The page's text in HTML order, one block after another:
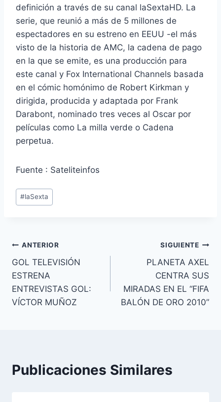
definición a través de su canal laSextaHD. La
serie, que reunió a más de 5 millones de
espectadores en su estreno en EEUU -el más
visto de la historia de AMC, la cadena de pago
en la que se emite, es una producción para
este canal y Fox International Channels basada
en el cómic homónimo de Robert Kirkman y
dirigida, producida y adaptada por Frank
Darabont, nominado tres veces al Oscar por
películas como La milla verde o Cadena
perpetua.
Fuente : Sateliteinfos
Etiquetas
de
#laSexta
Navegación
de
entradas
ANTERIOR
GOL TELEVISIÓN
ESTRENA
ENTREVISTAS GOL:
VÍCTOR MUÑOZ
SIGUIENTE
PLANETA AXEL
CENTRA SUS
MIRADAS EN EL “FIFA
BALÓN DE ORO 2010”
Publicaciones Similares